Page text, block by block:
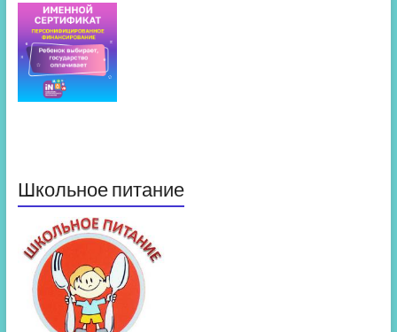
Школьное питание